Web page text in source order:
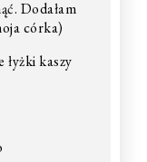
Dodałam
córka)
łyżki kaszy